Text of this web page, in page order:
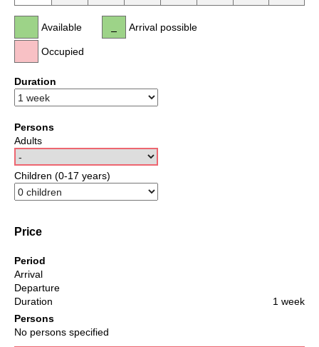
Available
Occupied
Arrival possible
Duration
Persons
Adults
Children (0-17 years)
Price
Period
Arrival
Departure
Duration
1 week
Persons
No persons specified